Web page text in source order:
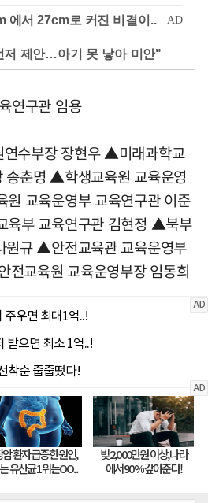
저 제안…아기 못 낳아 미안"
연구관 임용
수부장 장현우 ▲미래과학교
송춘명 ▲학생교육원 교육운영
교육운영부 교육연구관 이준
육부 교육연구관 김현정 ▲북부
원규 ▲안전교육관 교육운영부
교육원 교육운영부장 임동희